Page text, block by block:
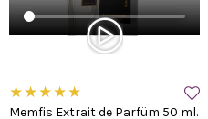
Memfis Extrait de Parfüm 50 ml.
★★★★★